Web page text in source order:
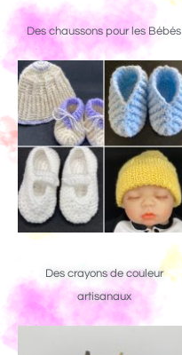
Des chaussons pour les Bébés
Des crayons de couleur
artisanaux